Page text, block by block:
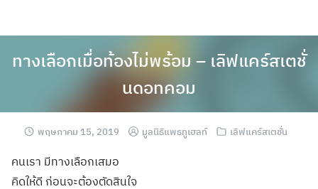
ทางเลือกเมื่อท้องไม่พร้อม – เลิฟแคร์สเตชั่
นดอทคอม
พฤษภาคม 15, 2019 มูลนิธิแพธทูเฮลท์ เลิฟแคร์สเตชั่น
คนเรา มีทางเลือกเสมอ
คิดให้ดี ก่อนจะต้องตัดสินใจ